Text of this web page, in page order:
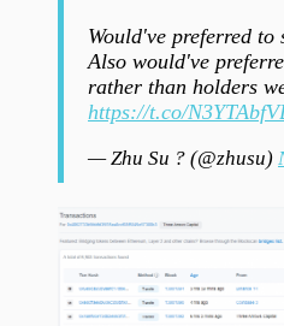
Would've preferred to
Also would've
rather than holders
https://t.co/
— Zhu Su ? (@zhusu)